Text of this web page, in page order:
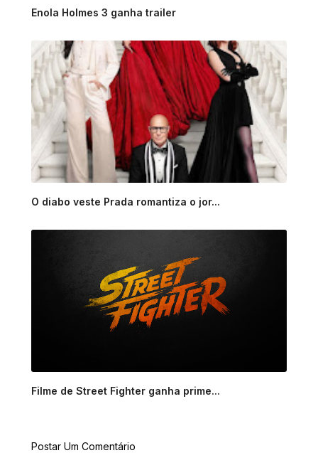
Enola Holmes 3 ganha trailer
O diabo veste Prada romantiza o jor...
Filme de Street Fighter ganha prime...
Postar Um Comentário